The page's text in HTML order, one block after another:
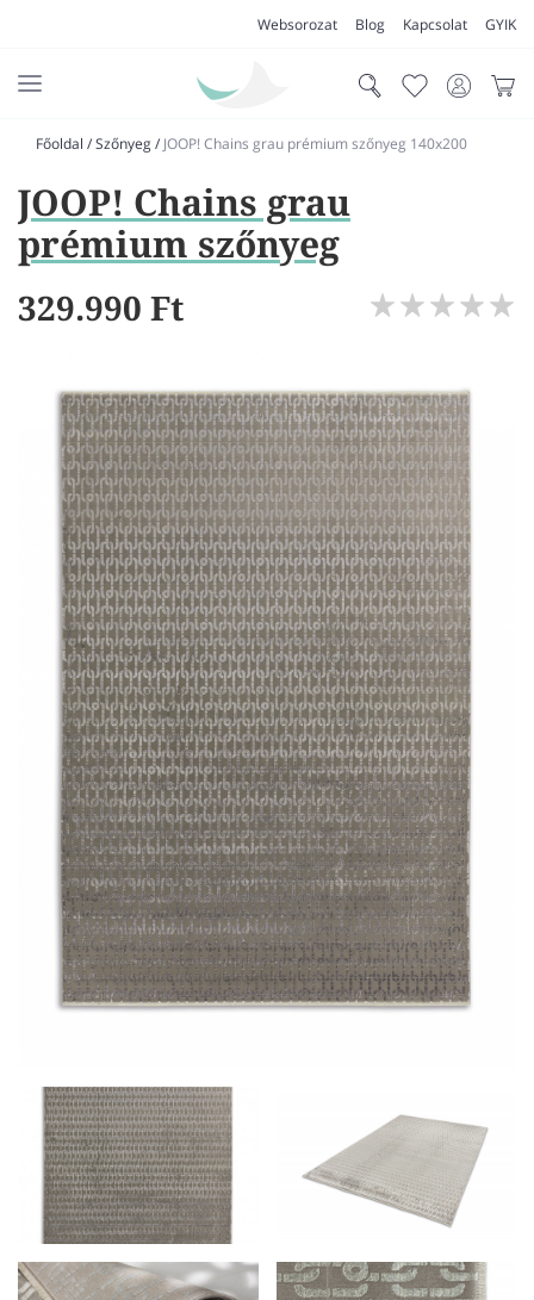
Websorozat Blog Kapcsolat GYIK
AKCIÓK
SZŐNYEG
PADLÓSZŐNYEG
VÍZÁLLÓ PADLÓ
LAMINÁLT PADLÓ
FUTÓSZŐNYEG
LÁBTÖRLŐ
FÜRDŐSZOBA SZŐNYEG
AJÁNDÉK ÖTLETEK
VINYL FALBURKOLAT
Főoldal /Szőnyeg/ JOOP! Chains grau prémium szőnyeg 140x200
JOOP! Chains grau
prémium szőnyeg
329.990 Ft